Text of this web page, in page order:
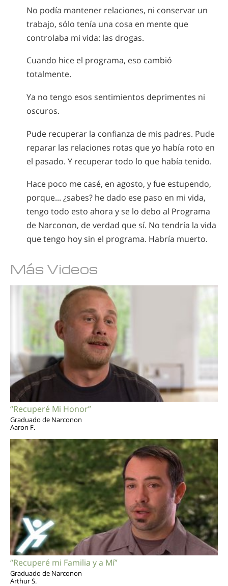
No podía mantener relaciones, ni conservar un
trabajo, sólo tenía una cosa en mente que
controlaba mi vida: las drogas.
Cuando hice el programa, eso cambió
totalmente.
Ya no tengo esos sentimientos deprimentes ni
oscuros.
Pude recuperar la confianza de mis padres. Pude
reparar las relaciones rotas que yo había roto en
el pasado. Y recuperar todo lo que había tenido.
Hace poco me casé, en agosto, y fue estupendo,
porque... ¿sabes? he dado ese paso en mi vida,
tengo todo esto ahora y se lo debo al Programa
de Narconon, de verdad que sí. No tendría la vida
que tengo hoy sin el programa. Habría muerto.
Más Videos
“Recuperé Mi Honor”
Graduado de Narconon
Aaron F.
“Recuperé mi Familia y a Mí”
Graduado de Narconon
Arthur S.